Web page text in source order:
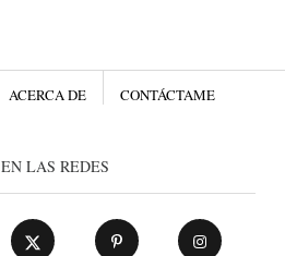
ACERCA DE CONTÁCTAME
LAS REDES